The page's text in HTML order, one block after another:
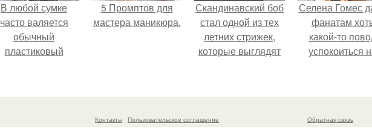
В любой сумке
часто валяется
обычный
пластиковый
5 Промптов для
мастера маникюра.
Скандинавский боб
стал одной из тех
летних стрижек,
которые выглядят
Селена Гомес
фанатам
какой-то
успокоиться
свадьбе
Контакты
Пользовательское соглашение
Обратная связь